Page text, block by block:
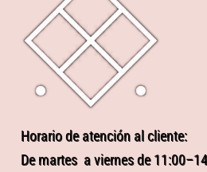
Horario de atención al cliente:
De martes a viernes de